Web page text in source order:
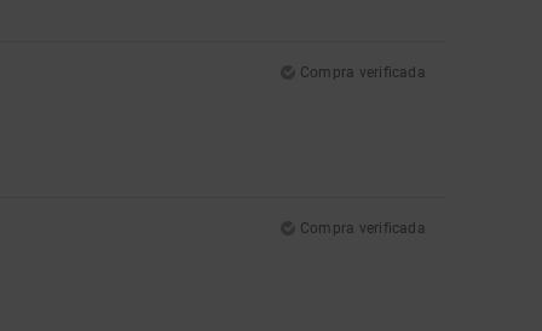
Compra verificada
Compra verificada